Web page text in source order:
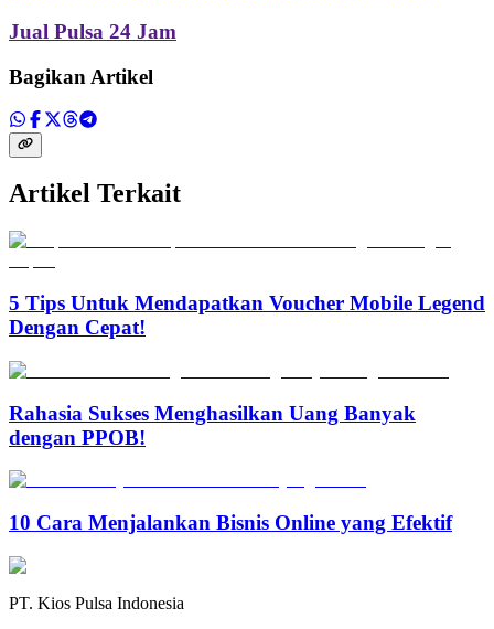
Jual Pulsa 24 Jam
Bagikan Artikel
Artikel Terkait
5 Tips Untuk Mendapatkan Voucher Mobile Legend
Dengan Cepat!
Rahasia Sukses Menghasilkan Uang Banyak
dengan PPOB!
10 Cara Menjalankan Bisnis Online yang Efektif
PT. Kios Pulsa Indonesia